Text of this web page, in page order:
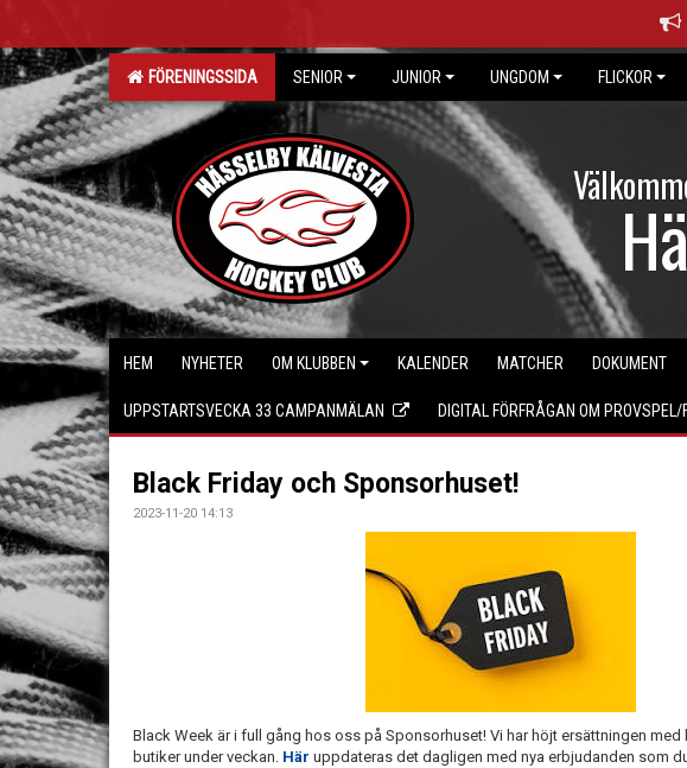
FÖRENINGSSIDA SENIOR JUNIOR UNGDOM FLICKOR
HEM NYHETER OM KLUBBEN KALENDER MATCHER DOKUMENT
UPPSTARTSVECKA 33 CAMPANMÄLAN DIGITAL FÖRFRÅGAN OM PROVSPEL/
Black Friday och Sponsorhuset!
2023-11-20 14:13
Black Week är i full gång hos oss på Sponsorhuset! Vi har höjt ersättningen med
butiker under veckan. Här uppdateras det dagligen med nya erbjudanden som